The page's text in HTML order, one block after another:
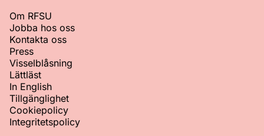
Om RFSU
Jobba hos oss
Kontakta oss
Press
Visselblåsning
Lättläst
In English
Tillgänglighet
Cookiepolicy
Integritetspolicy